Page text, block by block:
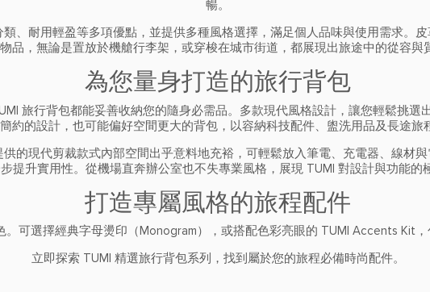
暢。
、耐用輕盈等多項優點，並提供多種風格選擇，滿足個人品味與使用需求。
品，無論是置放於機艙行李架，或穿梭在城市街道，都展現出旅途中的從容與
為您量身打造的旅行背包
旅行背包都能妥善收納您的隨身必需品。多款現代風格設計，讓您輕鬆挑選
約的設計，也可能偏好空間更大的背包，以容納科技配件、盥洗用品及長途旅
的現代剪裁款式內部空間出乎意料地充裕，可輕鬆放入筆電、充電器、線材
提升實用性。從機場直奔辦公室也不失專業風格，展現 TUMI 對設計與功能的
打造專屬風格的旅程配件
可選擇經典字母燙印（Monogram），或搭配色彩亮眼的 TUMI Accents Kit
立即探索 TUMI 精選旅行背包系列，找到屬於您的旅程必備時尚配件。